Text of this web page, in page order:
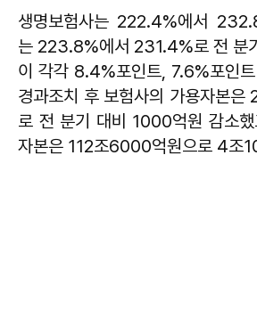
생명보험사는 222.4%에서
는 223.8%에서 231.4%로 전 분
이 각각 8.4%포인트, 7.6%포인
경과조치 후 보험사의 가용자본
로 전 분기 대비 1000억원 감소
자본은 112조6000억원으로 4조